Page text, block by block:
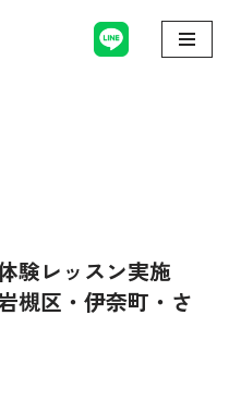
験レッスン実施
槻区・伊奈町・さ